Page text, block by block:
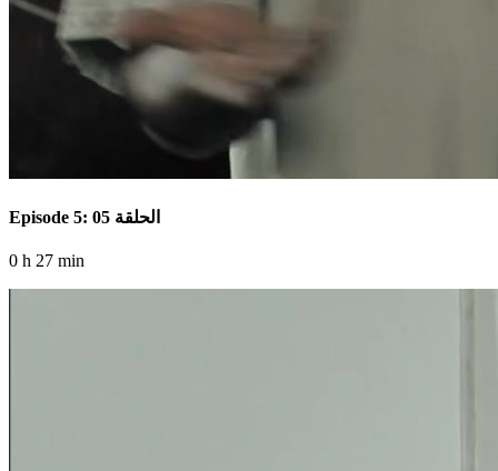
Episode 5: الحلقة 05
0 h 27 min